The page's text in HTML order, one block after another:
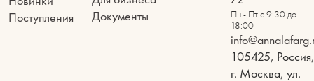
Поступления
Документы
Пн - Пт с 9:30 до
18:00
105425, Россия,
г. Москва, ул.